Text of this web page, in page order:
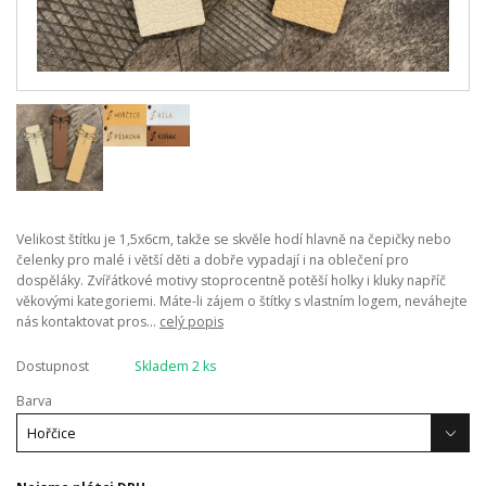
Velikost štítku je 1,5x6cm, takže se skvěle hodí hlavně na čepičky nebo
čelenky pro malé i větší děti a dobře vypadají i na oblečení pro
dospěláky. Zvířátkové motivy stoprocentně potěší holky i kluky napříč
věkovými kategoriemi. Máte-li zájem o štítky s vlastním logem, neváhejte
nás kontaktovat pros... celý popis
Dostupnost
Skladem 2 ks
Barva